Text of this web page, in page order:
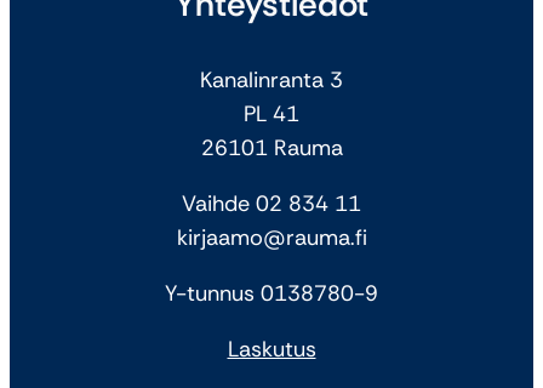
Kanalinranta 3
PL 41
26101 Rauma
Vaihde 02 834 11
kirjaamo@rauma.fi
Y-tunnus 0138780-9
Laskutus